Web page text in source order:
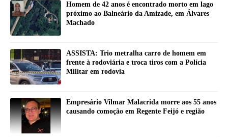
Homem de 42 anos é encontrado morto em lago
próximo ao Balneário da Amizade, em Álvares
Machado
ASSISTA: Trio metralha carro de homem em
frente à rodoviária e troca tiros com a Polícia
Militar em rodovia
Empresário Vilmar Malacrida morre aos 55 anos
causando comoção em Regente Feijó e região